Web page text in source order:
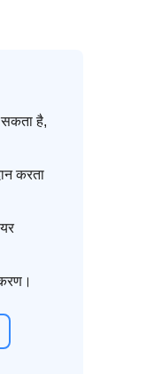
है,
करता